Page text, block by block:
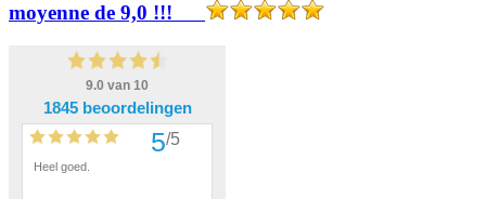
moyenne de 9,0 !!!